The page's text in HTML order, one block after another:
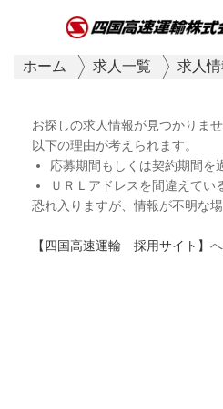
ホーム 求人一覧 求人情
お探しの求人情報が見つかりませ
以下の理由が考えられます。
応募期間もしくは契約期間を
ＵＲＬアドレスを間違えてい
恐れ入りますが、情報が不明な
【四国高速運輸 採用サイト】